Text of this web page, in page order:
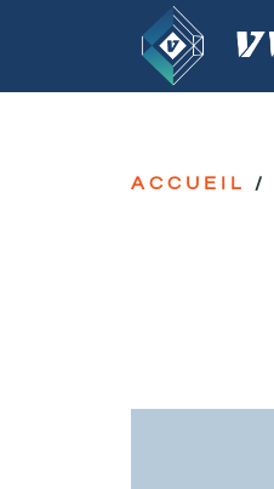
ACCUEIL /